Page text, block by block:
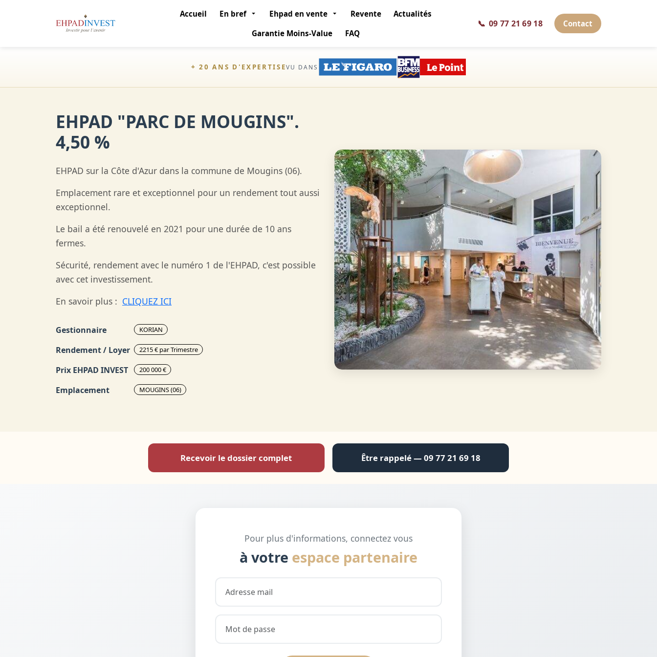
Accueil En bref Ehpad en vente Revente
Actualités
Garantie Moins-Value
FAQ
📞 09 77 21 69 18 Contact
+ 20 ANS D'EXPERTISEVU DANS
EHPAD "PARC DE MOUGINS".
4,50 %
EHPAD sur la Côte d'Azur dans la commune de Mougins (06).
Emplacement rare et exceptionnel pour un rendement tout aussi
exceptionnel.
Le bail a été renouvelé en 2021 pour une durée de 10 ans
fermes.
Sécurité, rendement avec le numéro 1 de l'EHPAD, c'est possible
avec cet investissement.
En savoir plus : CLIQUEZ ICI
Gestionnaire KORIAN
Rendement / Loyer 2215 € par Trimestre
Prix EHPAD INVEST 200 000 €
Emplacement MOUGINS (06)
Recevoir le dossier complet Être rappelé — 09 77 21 69 18
Pour plus d'informations, connectez vous
à votre espace partenaire